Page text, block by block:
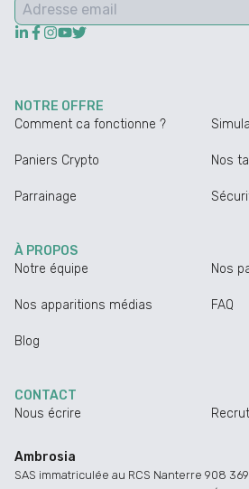
NOTRE OFFRE
Comment ca fonctionne ?
Paniers Crypto Nos
Parrainage
À PROPOS
Notre équipe
Nos
Nos apparitions médias FAQ
Blog
CONTACT
Nous écrire
Ambrosia
SAS immatriculée au RCS Nanterre 908